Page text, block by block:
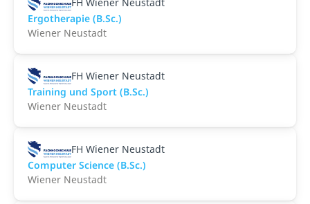
Ergotherapie (B.Sc.)
Wiener Neustadt
FH Wiener Neustadt
Training und Sport (B.Sc.)
Wiener Neustadt
FH Wiener Neustadt
Computer Science (B.Sc.)
Wiener Neustadt